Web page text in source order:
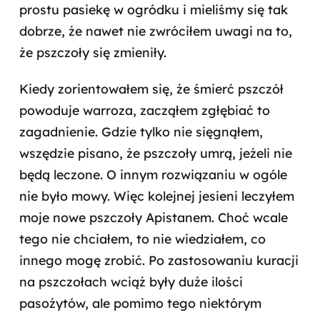
prostu pasiekę w ogródku i mieliśmy się tak
dobrze, że nawet nie zwróciłem uwagi na to,
że pszczoły się zmieniły.
Kiedy zorientowałem się, że śmierć pszczół
powoduje warroza, zacząłem zgłębiać to
zagadnienie. Gdzie tylko nie sięgnąłem,
wszędzie pisano, że pszczoły umrą, jeżeli nie
będą leczone. O innym rozwiązaniu w ogóle
nie było mowy. Więc kolejnej jesieni leczyłem
moje nowe pszczoły Apistanem. Choć wcale
tego nie chciałem, to nie wiedziałem, co
innego mogę zrobić. Po zastosowaniu kuracji
na pszczołach wciąż były duże ilości
pasożytów, ale pomimo tego niektórym